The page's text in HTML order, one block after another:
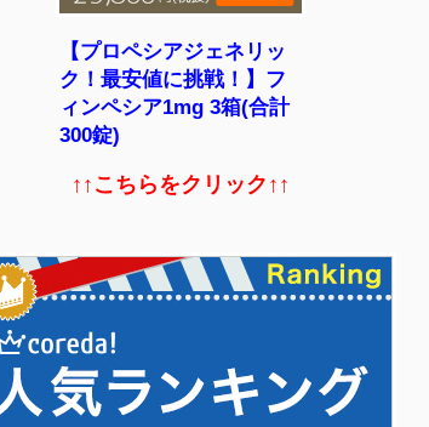
【プロペシアジェネリッ
ク！最安値に挑戦！】フ
ィンペシア1mg 3箱(合計
300錠)
↑↑こちらをクリック↑↑